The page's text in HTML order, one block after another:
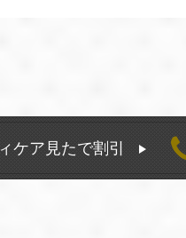
ケア見たで割引